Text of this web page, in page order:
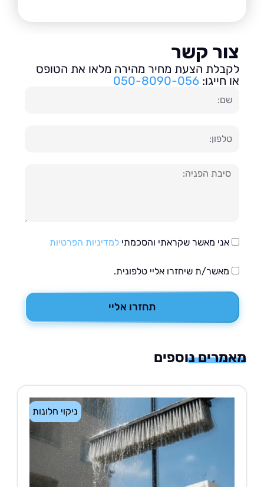
קשר
הצעת מחיר מהירה מלאו את הטופס
חייגו:050-8090-056
אני מאשר שקראתי והסכמתילמדיניות הפרטיות
מאשר/ת שיחזרו אליי טלפונית.
תחזרו אליי
נוספים
ניקוי חלונות